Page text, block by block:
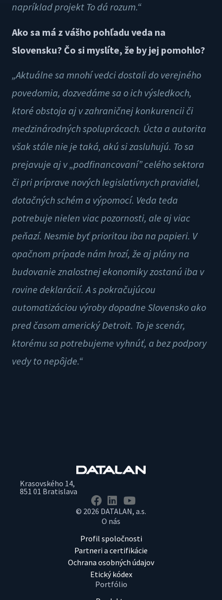
napríklad projekt To dá rozum.“
Ako sa má z vášho pohľadu veda na
Slovensku? Čo si myslíte, že by jej pomohlo?
„Aktuálne sa mnohí vedci dostali do verejného
povedomia, dozvedáme sa o ich výsledkoch,
ktoré obstoja aj v zahraničnej konkurencii či
medzinárodných spoluprácach. Úcta a autorita
však stále nie je taká, akú si zasluhujú. To sa
prejavuje aj v „podfinancovaní” celého sektora
či pri príprave nových legislatívnych pravidiel,
dotačných schém a výpomocí. Veda teda
potrebuje nielen viac pozornosti, ale aj viac
peňazí. Nesmie byť prioritou iba na papieri. V
opačnom prípade nám hrozí, že aj plány na
budovanie znalostnej ekonomiky zostanú iba v
rovine deklarácií. A s pokračujúcou
automatizáciou výroby dopadne Slovensko ako
pred časom americký Detroit. To je scenár,
ktorému sa potrebujeme vyhnúť, a bez podpory
vedy to nepôjde.“
Krasovského 14,
851 01 Bratislava
© 2026 DATALAN, a.s.
O nás
Profil spoločnosti
Partneri a certifikácie
Ochrana osobných údajov
Etický kódex
Portfólio